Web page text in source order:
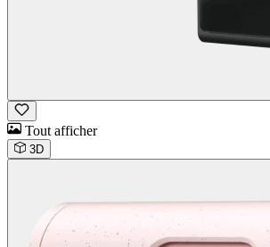
Tout afficher
3D